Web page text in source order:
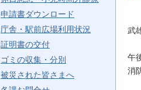
申請書ダウンロード
庁舎・駅前広場利用状況
証明書の交付
ゴミの収集・分別
被災された皆さまへ
武
午
消